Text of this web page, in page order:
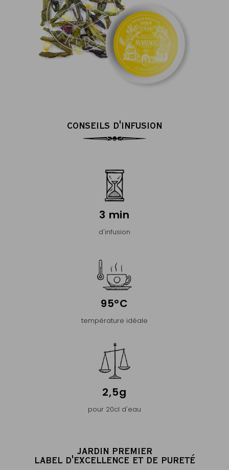
CONSEILS D'INFUSION
3 min
d'infusion
95°C
température idéale
2,5g
pour 20cl d'eau
JARDIN PREMIER
LABEL D'EXCELLENCE ET DE PURETÉ